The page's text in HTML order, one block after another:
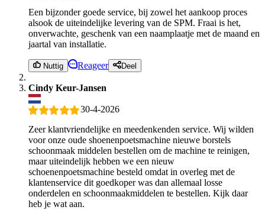
Een bijzonder goede service, bij zowel het aankoop proces
alsook de uiteindelijke levering van de SPM. Fraai is het,
onverwachte, geschenk van een naamplaatje met de maand en
jaartal van installatie.
Nuttig Reageer Deel
Cindy Keur-Jansen
30-4-2026
Zeer klantvriendelijke en meedenkenden service. Wij wilden
voor onze oude shoenenpoetsmachine nieuwe borstels
schoonmaak middelen bestellen om de machine te reinigen,
maar uiteindelijk hebben we een nieuw
schoenenpoetsmachine besteld omdat in overleg met de
klantenservice dit goedkoper was dan allemaal losse
onderdelen en schoonmaakmiddelen te bestellen. Kijk daar
heb je wat aan.